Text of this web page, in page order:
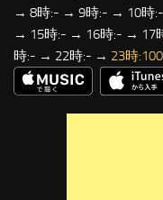
→ 8時:- → 9時:- → 10時
→ 15時:- → 16時:- → 17
時:- → 22時:- → 23時:100